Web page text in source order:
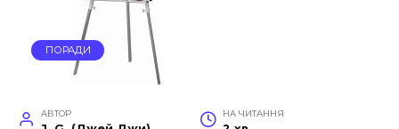
ПОРАДИ
АВТОР НА ЧИТАННЯ